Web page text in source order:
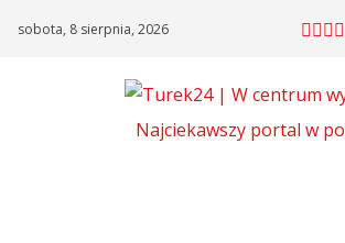
sobota, 8 sierpnia, 2026
Najciekawszy portal w